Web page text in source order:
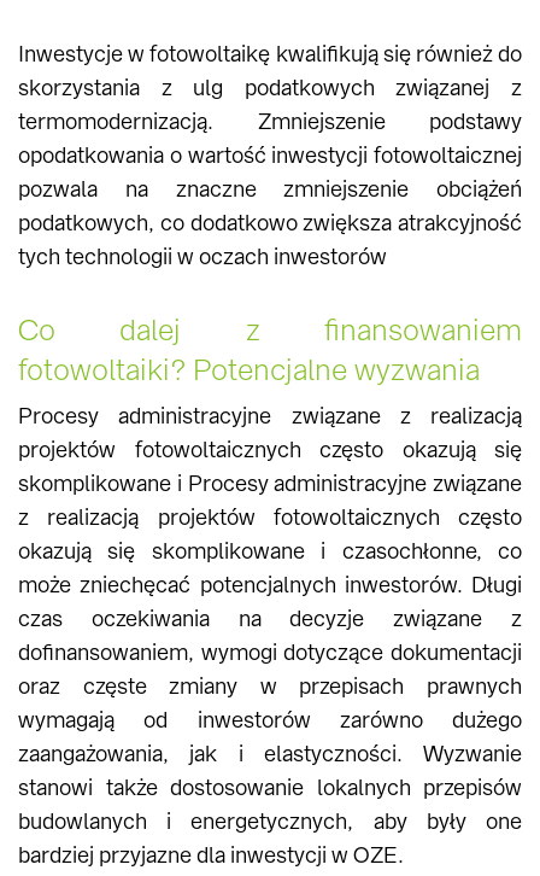
Inwestycje w fotowoltaikę kwalifikują się również do
skorzystania z ulg podatkowych związanej z
termomodernizacją. Zmniejszenie podstawy
opodatkowania o wartość inwestycji fotowoltaicznej
pozwala na znaczne zmniejszenie obciążeń
podatkowych, co dodatkowo zwiększa atrakcyjność
tych technologii w oczach inwestorów
Co dalej z finansowaniem
fotowoltaiki? Potencjalne wyzwania
Procesy administracyjne związane z realizacją
projektów fotowoltaicznych często okazują się
skomplikowane i Procesy administracyjne związane
z realizacją projektów fotowoltaicznych często
okazują się skomplikowane i czasochłonne, co
może zniechęcać potencjalnych inwestorów. Długi
czas oczekiwania na decyzje związane z
dofinansowaniem, wymogi dotyczące dokumentacji
oraz częste zmiany w przepisach prawnych
wymagają od inwestorów zarówno dużego
zaangażowania, jak i elastyczności. Wyzwanie
stanowi także dostosowanie lokalnych przepisów
budowlanych i energetycznych, aby były one
bardziej przyjazne dla inwestycji w OZE.